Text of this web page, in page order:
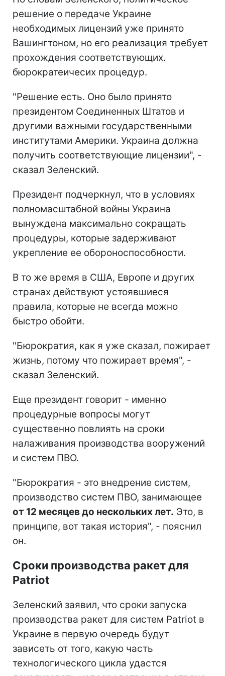
решение о передаче Украине
необходимых лицензий уже принято
Вашингтоном, но его реализация требует
прохождения соответствующих.
бюрократеичесих процедур.
"Решение есть. Оно было принято
президентом Соединенных Штатов и
другими важными государственными
институтами Америки. Украина должна
получить соответствующие лицензии", -
сказал Зеленский.
Президент подчеркнул, что в условиях
полномасштабной войны Украина
вынуждена максимально сокращать
процедуры, которые задерживают
укрепление ее обороноспособности.
В то же время в США, Европе и других
странах действуют устоявшиеся
правила, которые не всегда можно
быстро обойти.
"Бюрократия, как я уже сказал, пожирает
жизнь, потому что пожирает время", -
сказал Зеленский.
Еще президент говорит - именно
процедурные вопросы могут
существенно повлиять на сроки
налаживания производства вооружений
и систем ПВО.
"Бюрократия - это внедрение систем,
производство систем ПВО, занимающее
от 12 месяцев до нескольких лет. Это, в
принципе, вот такая история", - пояснил
он.
Сроки производства ракет для
Patriot
Зеленский заявил, что сроки запуска
производства ракет для систем Patriot в
Украине в первую очередь будут
зависеть от того, какую часть
технологического цикла удастся